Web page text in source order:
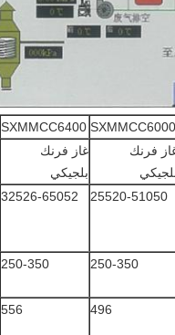
SXMMCC6000
SXMMCC6400
فرنك
غاز فرنك
بلجيكي
25520-51050
32526-65052
250-350
250-350
496
556